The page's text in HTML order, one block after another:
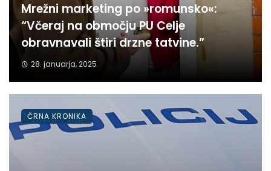
Mrežni marketing po »romunsko«:
“Včeraj na območju PU Celje
obravnavali štiri drzne tatvine.”
28. januarja, 2025
ČRNA KRONIKA